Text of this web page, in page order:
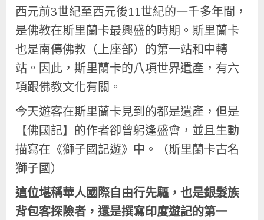
西元前3世紀至西元後11世紀的一千多年間，
是佛教在斯里蘭卡最興盛的時期。斯里蘭卡
也是南傳佛教（上座部）的第一站和中轉
站。因此，斯里蘭卡的八項世界遺產，有六
項跟佛教文化有關。
今天遊客在斯里蘭卡見到的都是遺產，但是
【佛國記】的作者卻曾躬逢盛會，並且生動
描寫在《獅子國記遊》中。（斯里蘭卡古名
獅子國）
這位堪稱華人國際自由行先驅，也是銀髮族
背包客探險者，還是撰寫印度遊記的第一